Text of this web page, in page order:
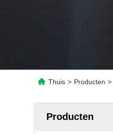
Thuis > Producten >
Producten